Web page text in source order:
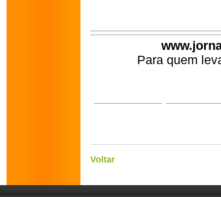
Para quem
Voltar